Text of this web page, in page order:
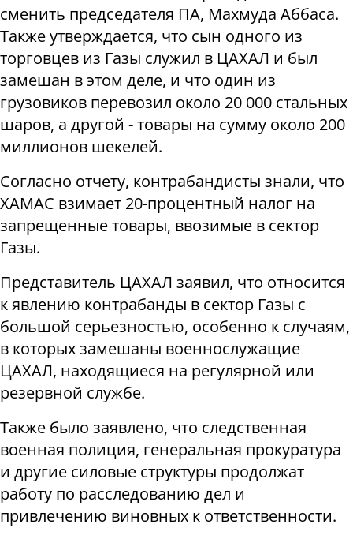
сменить председателя ПА, Махмуда Аббаса.
Также утверждается, что сын одного из
торговцев из Газы служил в ЦАХАЛ и был
замешан в этом деле, и что один из
грузовиков перевозил около 20 000 стальных
шаров, а другой - товары на сумму около 200
миллионов шекелей.
Согласно отчету, контрабандисты знали, что
ХАМАС взимает 20-процентный налог на
запрещенные товары, ввозимые в сектор
Газы.
Представитель ЦАХАЛ заявил, что относится
к явлению контрабанды в сектор Газы с
большой серьезностью, особенно к случаям,
в которых замешаны военнослужащие
ЦАХАЛ, находящиеся на регулярной или
резервной службе.
Также было заявлено, что следственная
военная полиция, генеральная прокуратура
и другие силовые структуры продолжат
работу по расследованию дел и
привлечению виновных к ответственности.